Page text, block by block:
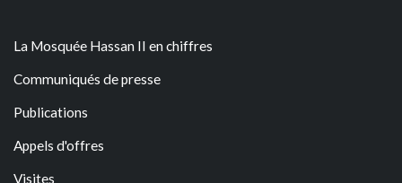
La Mosquée Hassan II en chiffres
Communiqués de presse
Publications
Appels d'offres
Visites